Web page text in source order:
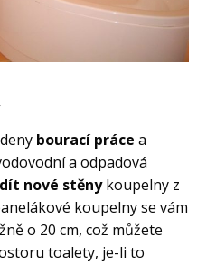
bourací práce a
a odpadová
nové stěnykoupelny z
koupelny se vám
o 20 cm, což můžete
toalety, je-li to